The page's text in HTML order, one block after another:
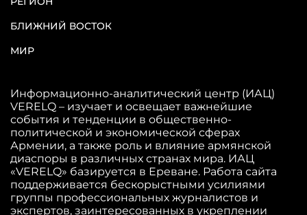
БЛИЖНИЙ ВОСТОК
МИР
Информационно-аналитический центр (ИАЦ)
VERELQ – изучает и освещает важнейшие
события и тенденции в общественно-
политической и экономической сферах
Армении, а также роль и влияние армянской
диаспоры в различных странах мира. ИАЦ
«VERELQ» базируется в Ереване. Работа сайта
поддерживается бескорыстными усилиями
группы профессиональных журналистов и
экспертов, заинтересованных в укреплении